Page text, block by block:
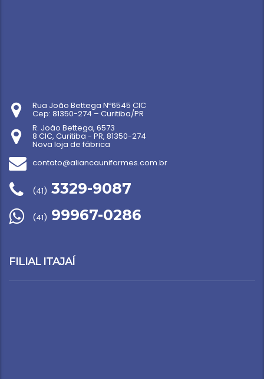
Rua João Bettega Nº6545 CIC
Cep: 81350-274 – Curitiba/PR
R. João Bettega, 6573
8 CIC, Curitiba - PR, 81350-274
Nova loja de fábrica
contato@aliancauniformes.com.br
(41) 3329-9087
(41) 99967-0286
FILIAL ITAJAÍ